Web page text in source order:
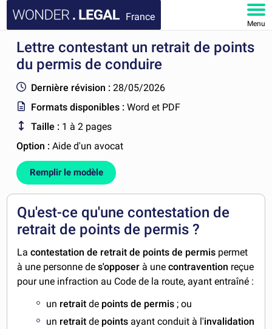
France
Menu
ACCUEIL
FAQ
MON COMPTE
Lettre contestant un retrait de points
du permis de conduire
Dernière révision : 28/05/2026
Formats disponibles :Word et PDF
Taille : 1 à 2 pages
Option :Aide d'un avocat
Remplir le modèle
Qu'est-ce qu'une contestation de
retrait de points de permis ?
La contestation de retrait de points de permis permet
à une personne de s'opposer à unecontravention reçue
pour une infraction au Code de la route, ayant entraîné :
un retraitde points de permis ; ou
un retrait de points ayant conduit à l'invalidation